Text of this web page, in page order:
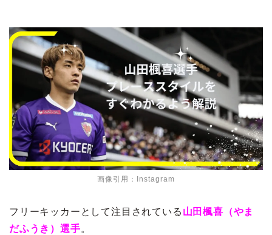
画像引用：Instagram
フリーキッカーとして注目されている 山田楓喜（やま
だふうき）選手。